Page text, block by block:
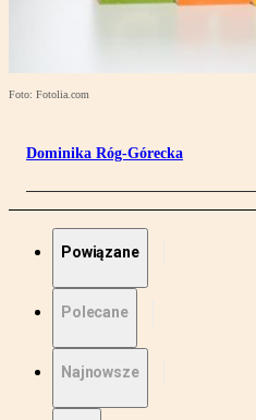
Foto: Fotolia.com
Dominika Róg-Górecka
Powiązane
Polecane
Najnowsze